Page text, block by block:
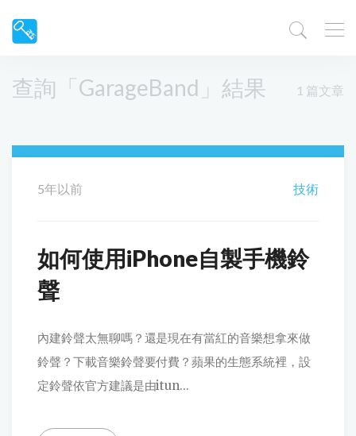
查詢「GarageBand」結果 1 篇文章
5年以前 技術
如何使用iPhone自製手機鈴
聲
內建鈴聲太無聊嗎？還是現在有當紅的音樂想拿來做
鈴聲？下載音樂鈴聲要付費？蘋果的生態系統裡，設
定鈴聲依官方建議是由itun...